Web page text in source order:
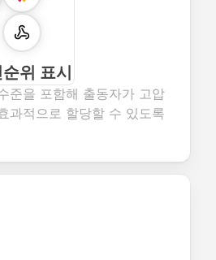
위 표시
준을 포함해 출동자가 고압
과적으로 할당할 수 있도록